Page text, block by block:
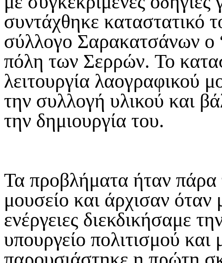
συντάχθηκε καταστατικό
σύλλογο Σαρακατσάνων ο
πόλη των Σερρών. Το
λειτουργία λαογραφικού
την συλλογή υλικού και
την δημιουργία του.
Τα προβλήματα ήταν πάρα
μουσείο και άρχισαν
ενέργειες διεκδικήσαμε
υπουργείο πολιτισμού